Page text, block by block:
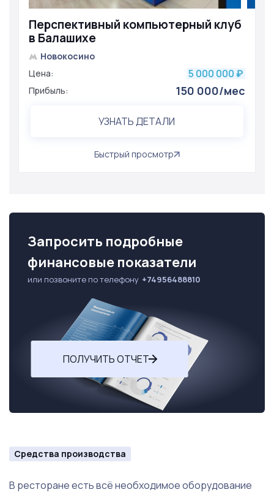
Перспективный компьютерный клуб
в Балашихе
Новокосино
Цена:
5 000 000 ₽
Прибыль: 150 000/мес
УЗНАТЬ ДЕТАЛИ
Быстрый просмотр
Запросить подробные
финансовые показатели
или позвоните по телефону +74956488810
ПОЛУЧИТЬ ОТЧЕТ
Средства производства
В ресторане есть всё необходимое оборудование